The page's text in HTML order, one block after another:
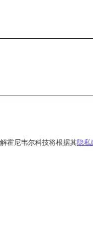
解霍尼韦尔科技将根据其隐私